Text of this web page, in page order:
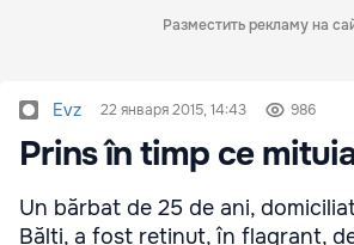
Разместить рекламу на
Evz 22 января 2015, 14:43 986
Prins în timp ce
Un bărbat de 25 de ani,
Bălți, a fost reținut, în flagrant,